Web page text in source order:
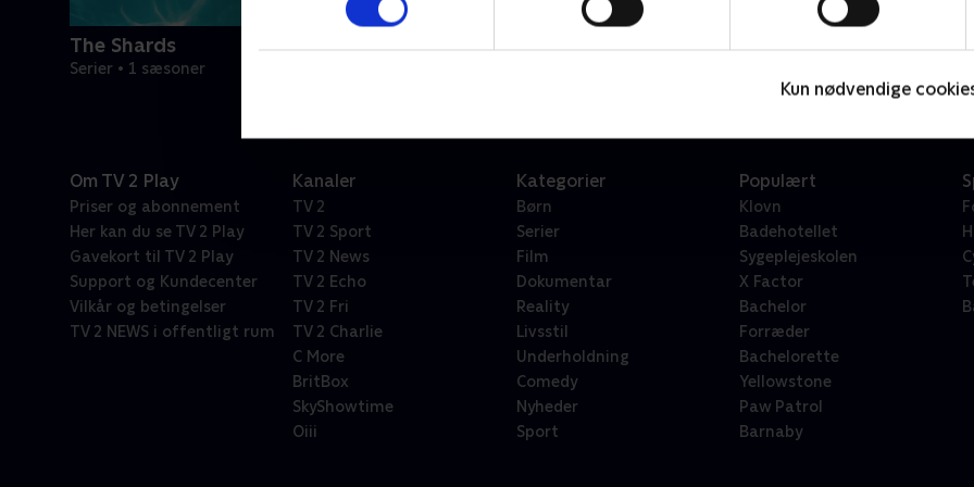
Kun nødvendige
The Shards
Serier • 1 sæsoner
Om TV 2 Play
Priser og abonnement
Her kan du se TV 2 Play
Gavekort til TV 2 Play
Support og Kundecenter
Vilkår og betingelser
TV 2 NEWS i offentligt rum
Kanaler
TV 2
TV 2 Sport
TV 2 News
TV 2 Echo
TV 2 Fri
TV 2 Charlie
C More
BritBox
SkyShowtime
Oiii
Kategorier
Børn
Serier
Film
Dokumentar
Reality
Livsstil
Underholdning
Comedy
Nyheder
Sport
Populært
Klovn
Badehotellet
Sygeplejeskolen
X Factor
Bachelor
Forræder
Bachelorette
Yellowstone
Paw Patrol
Barnaby